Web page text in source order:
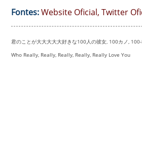
Fontes:Website Oficial, Twitter
君のことが大大大大大好きな100人の彼女, 100カノ,
Who Really, Really, Really, Really, Really Love You